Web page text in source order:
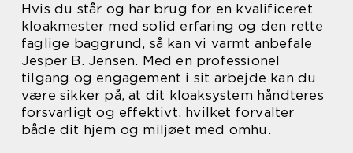
Hvis du står og har brug for en kvalificeret
kloakmester med solid erfaring og den rette
faglige baggrund, så kan vi varmt anbefale
Jesper B. Jensen. Med en professionel
tilgang og engagement i sit arbejde kan du
være sikker på, at dit kloaksystem håndteres
forsvarligt og effektivt, hvilket forvalter
både dit hjem og miljøet med omhu.